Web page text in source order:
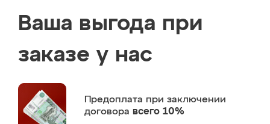
Ваша выгода при
заказе у нас
Предоплата при заключении
договора всего 10%